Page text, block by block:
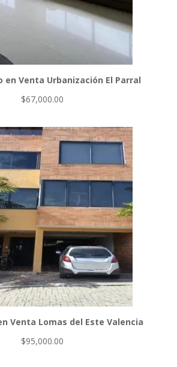
Venta Urbanización El Parral
$67,000.00
Venta Lomas del Este Valencia
$95,000.00